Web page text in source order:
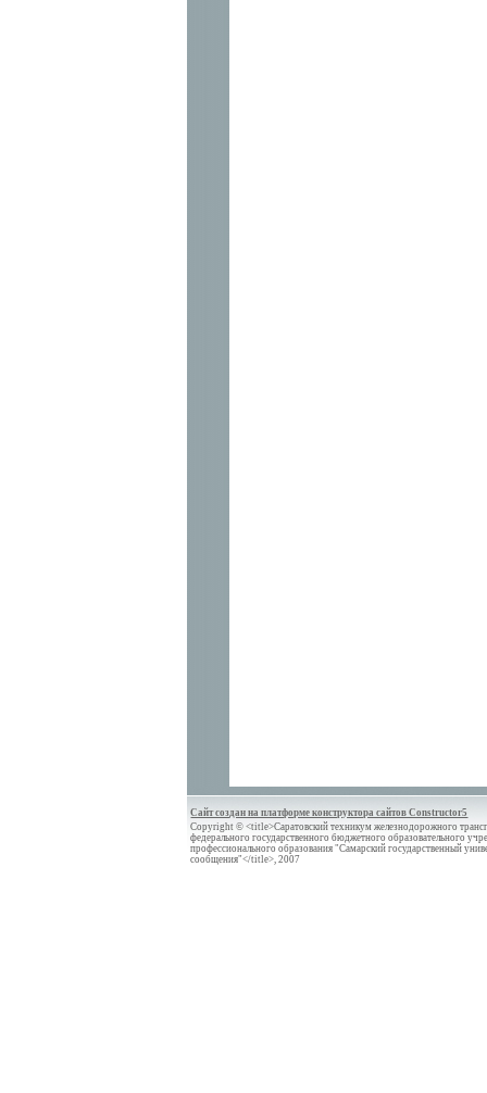
Copyright © <title>Саратовский техникум железнодорожного
федерального государственного бюджетного образовательного
профессионального образования "Самарский государственный
сообщения"</title>, 2007
Сайт создан на платформе конструктора сайтов Constructor5